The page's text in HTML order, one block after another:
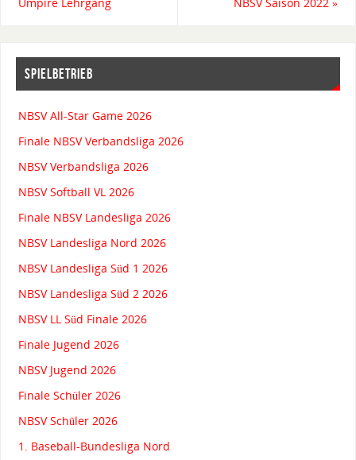
SPIELBETRIEB
NBSV All-Star Game 2026
Finale NBSV Verbandsliga 2026
NBSV Verbandsliga 2026
NBSV Softball VL 2026
Finale NBSV Landesliga 2026
NBSV Landesliga Nord 2026
NBSV Landesliga Süd 1 2026
NBSV Landesliga Süd 2 2026
NBSV LL Süd Finale 2026
Finale Jugend 2026
NBSV Jugend 2026
Finale Schüler 2026
NBSV Schüler 2026
1. Baseball-Bundesliga Nord